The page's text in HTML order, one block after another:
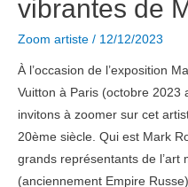
vibrantes de
Zoom artiste / 12/12/2023
À l’occasion de l’exposition
Vuitton à Paris (octobre 2023
invitons à zoomer sur cet
20ème siècle. Qui est Mark
grands représentants de
(anciennement Empire